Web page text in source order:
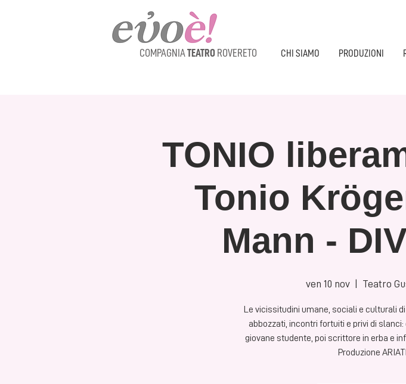
COMPAGNIATEATRO ROVERETO CHI SIAMO PRODUZIONI
TONIO
Tonio
Mann -
ven 10 nov Teatro
Le vicissitudini umane, sociali e culturali
abbozzati, incontri fortuiti e privi di
giovane studente, poi scrittore in erba e
Produzione